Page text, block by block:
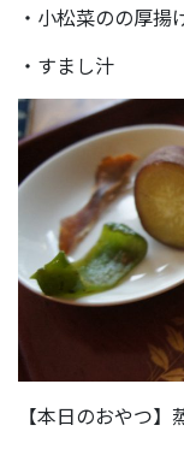
・小松菜のの厚揚
・すまし汁
【本日のおやつ